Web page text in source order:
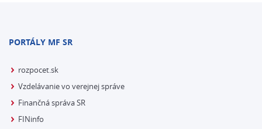
PORTÁLY MF SR
rozpocet.sk
Vzdelávanie vo verejnej správe
Finančná správa SR
FINinfo